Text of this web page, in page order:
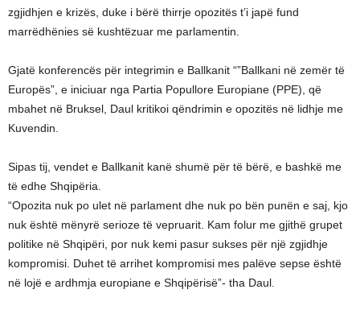
zgjidhjen e krizës, duke i bërë thirrje opozitës t’i japë fund
marrëdhënies së kushtëzuar me parlamentin.
Gjatë konferencës për integrimin e Ballkanit “”Ballkani në zemër të
Europës”, e iniciuar nga Partia Popullore Europiane (PPE), që
mbahet në Bruksel, Daul kritikoi qëndrimin e opozitës në lidhje me
Kuvendin.
Sipas tij, vendet e Ballkanit kanë shumë për të bërë, e bashkë me
të edhe Shqipëria.
“Opozita nuk po ulet në parlament dhe nuk po bën punën e saj, kjo
nuk është mënyrë serioze të vepruarit. Kam folur me gjithë grupet
politike në Shqipëri, por nuk kemi pasur sukses për një zgjidhje
kompromisi. Duhet të arrihet kompromisi mes palëve sepse është
në lojë e ardhmja europiane e Shqipërisë”- tha Daul.